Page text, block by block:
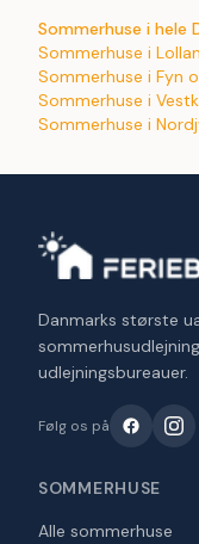
Sommerhuse i hele
Sommerhuse i
Sommerhuse i Fyn
Sommerhuse i
Sommerhuse i
Danmarks største
udlejningsbureauer.
Følg os på
SOMMERHUSE
Alle sommerhuse